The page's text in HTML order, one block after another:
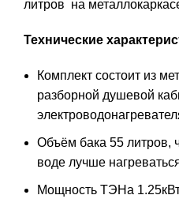
литров на
Технические
Комплект состоит из
разборной душевой
Объём бака 55 литров,
воде лучше
Мощность ТЭНа